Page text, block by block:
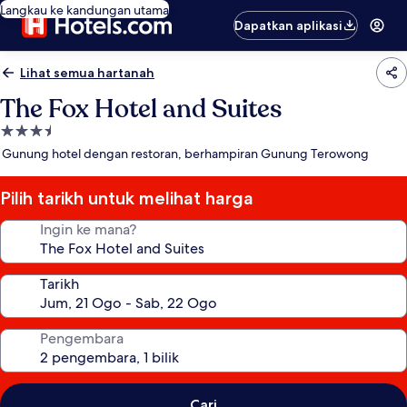
Langkau ke kandungan utama
Dapatkan aplikasi
Lihat semua hartanah
The Fox Hotel and Suites
Hartanah
3.5
Gunung hotel dengan restoran, berhampiran Gunung Terowong
Pilih tarikh untuk melihat harga
Ingin ke mana?
Tarikh
Pengembara